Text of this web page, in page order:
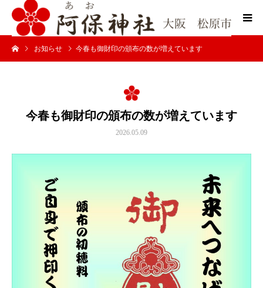
お知らせ 今春も御財印の頒布の数が増えています
今春も御財印の頒布の数が増えています
2026.05.09